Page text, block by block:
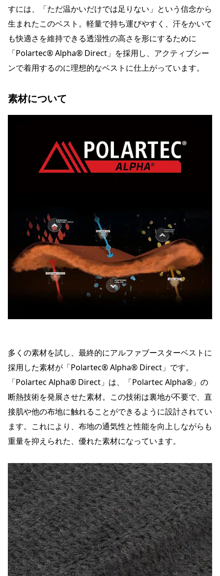
すには、「ただ温かいだけでは足りない」という信念から
生まれたこのベスト。軽量で持ち運びやすく、汗をかいて
も快適さを維持できる透湿性の高さを形にするために
「Polartec® Alpha® Direct」を採用し、アクティブシー
ンで着用するのに理想的なベストに仕上がっています。
素材について
多くの素材を試し、最終的にアルファブースターベストに
採用した素材が「Polartec® Alpha® Direct」です。
「Polartec Alpha® Direct」は、「Polartec Alpha®」の
断熱技術を発展させた素材。この技術は裏地が不要で、直
接肌や他の布地に触れることができるように設計されてい
ます。これにより、布地の通気性と性能を向上しながらも
重量を抑えられた、優れた素材になっています。